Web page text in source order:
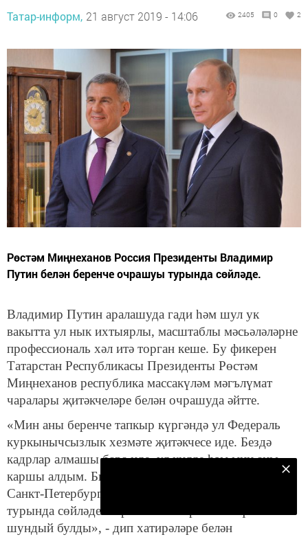
Татар-информ, 21 август 2019 - 14:06 2405 0 2
Рөстәм Миңнеханов Россия Президенты Владимир
Путин белән беренче очрашуы турында сөйләде.
Владимир Путин аралашуда гади һәм шул ук
вакытта ул нык ихтыярлы, масштаблы мәсьәләләрне
профессиональ хәл итә торган кеше. Бу фикерен
Татарстан Республикасы Президенты Рөстәм
Миңнеханов республика массакүләм мәгълүмат
чаралары җитәкчеләре белән очрашуда әйтте.
«Мин аны беренче тапкыр күргәндә ул Федераль
куркынычсызлык хезмәте җитәкчесе иде. Бездә
кадрлар алмашы бара иде, ул килде һәм мин аны
каршы алдым. Бик ачык кеше, без сөйләштек. Ул
Санкт-Петербургтагы мәчетне төзекләндерү
турында сөйләде. Беренче тапкыр сөйләшү менә
шундый булды», - дип хатирәләре белән